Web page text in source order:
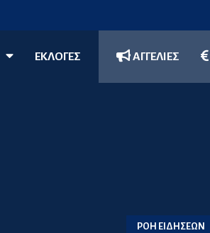
ΕΚΛΟΓΕΣ ΑΓΓΕΛΙΕΣ
ΡΟΗ ΕΙΔΗΣΕΩΝ